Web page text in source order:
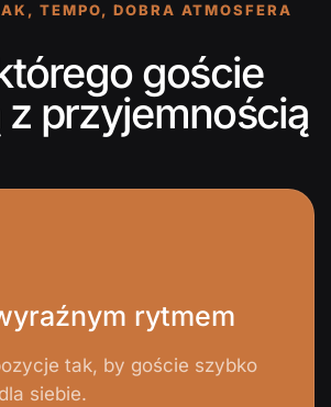
TEMPO, DOBRA ATMOSFERA
goście
przyjemnością
rytmem
tak, by goście szybko
siebie.